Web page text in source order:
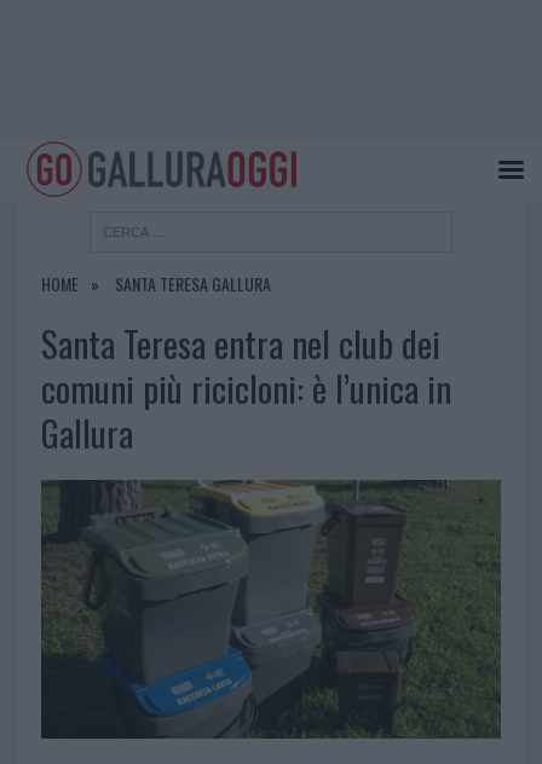
HOME SANTA TERESA GALLURA
Santa Teresa entra nel club dei
comuni più ricicloni: è l’unica in
Gallura